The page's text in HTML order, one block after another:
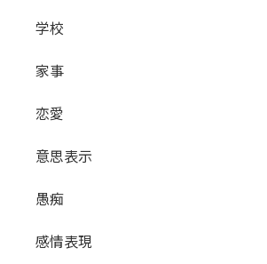
学校
家事
恋愛
意思表示
愚痴
感情表現